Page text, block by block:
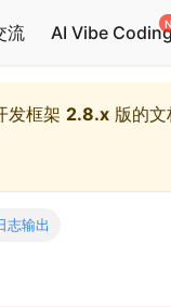
流 AI Vibe
发框架 2.8.x 版的文
志输出